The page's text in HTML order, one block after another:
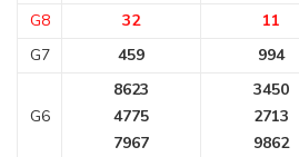
G8 32 11
G7
459 994
G6
8623
4775
7967
3450
2713
9862